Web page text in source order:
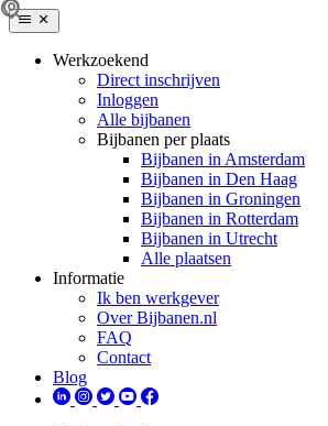
Werkzoekend
Direct inschrijven
Inloggen
Alle bijbanen
Bijbanen per plaats
Bijbanen in Amsterdam
Bijbanen in Den Haag
Bijbanen in Groningen
Bijbanen in Rotterdam
Bijbanen in Utrecht
Alle plaatsen
Informatie
Ik ben werkgever
Over Bijbanen.nl
FAQ
Contact
Blog